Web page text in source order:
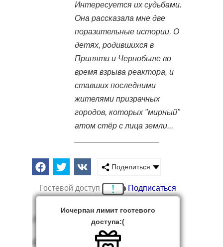
Интересуется их судьбами.
Она рассказала мне две
поразительные истории. О
детях, родившихся в
Припяти и Чернобыле во
время взрыва реактора, и
ставших последними
жителями призрачных
городов, которых "мирный"
атом стёр с лица земли...
Поделиться
Гостевой доступ Подписаться
Исчерпан лимит гостевого
доступа:(
Пе­ревод с ук­ра­ин­ско­го - "Кру­гозо­ра"
Об ав­то­ре